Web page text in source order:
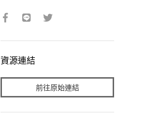
資源連結
前往原始連結